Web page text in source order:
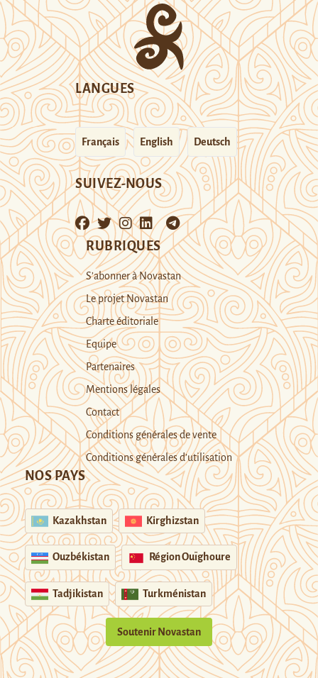
LANGUES
Français English Deutsch
SUIVEZ-NOUS
RUBRIQUES
S’abonner à Novastan
Le projet Novastan
Charte éditoriale
Equipe
Partenaires
Mentions légales
Contact
Conditions générales de vente
Conditions générales d’utilisation
NOS PAYS
Kazakhstan Kirghizstan
Ouzbékistan Région Ouïghoure
Tadjikistan Turkménistan
Soutenir Novastan